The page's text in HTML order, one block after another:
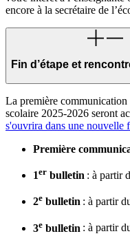
encore à la secrétaire de
Fin d’étape et
La première communication
scolaire 2025-2026 seront
s'ouvrira dans une nouvelle
Première
1er bulletin : à partir
2e bulletin : à partir
3e bulletin : à partir